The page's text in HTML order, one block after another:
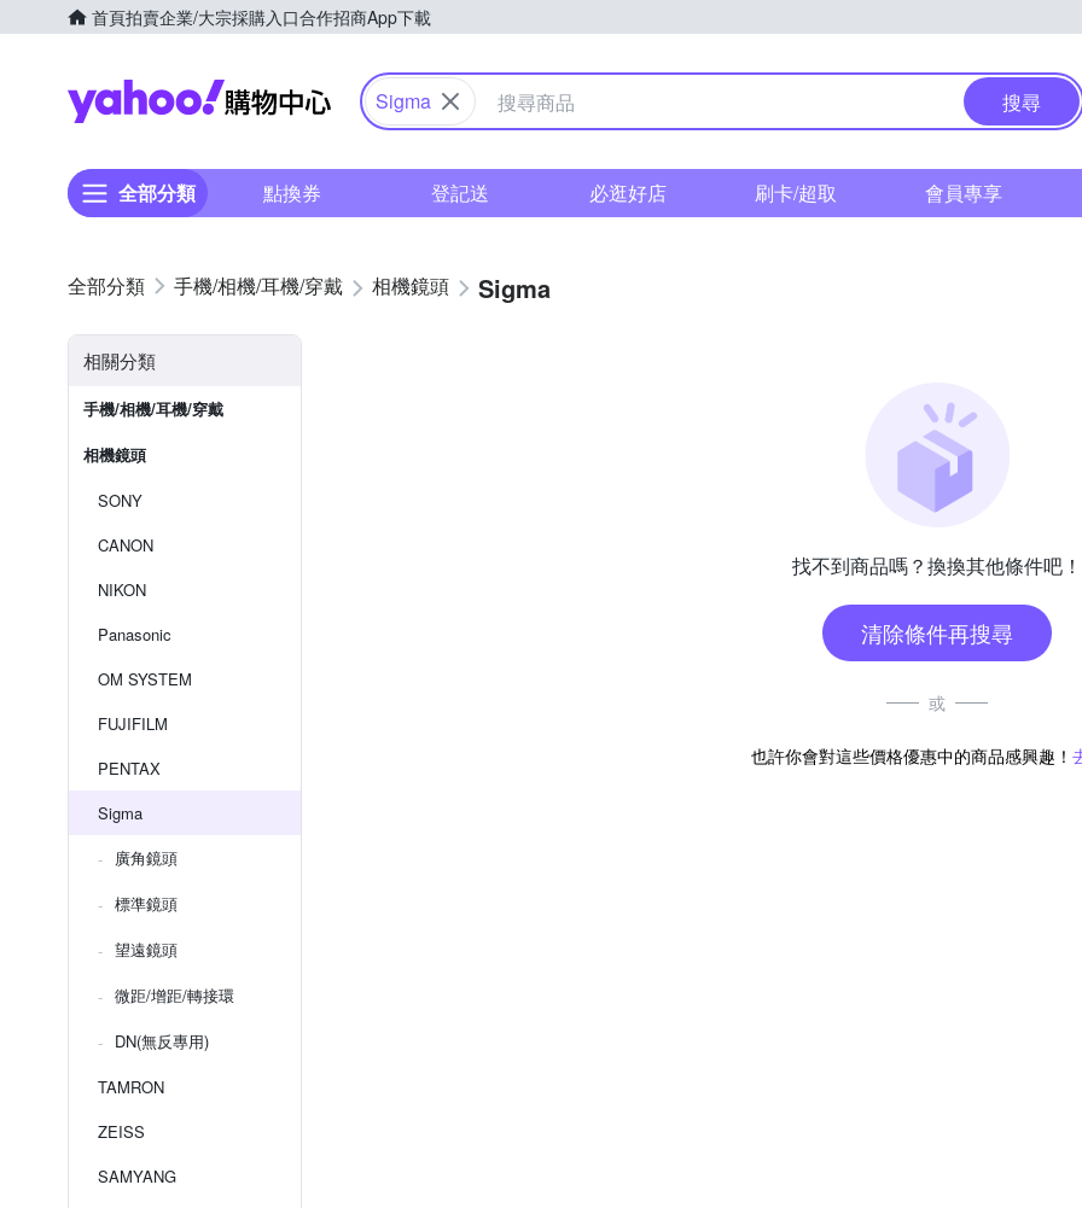
首頁拍賣企業/大宗採購入口合作招商App下載
Yahoo購物中心
Sigma 搜尋
全部分類 點換券 登記送 必逛好店 刷卡/超取 會員專享
手機/相機/耳機/穿戴 相機鏡頭 Sigma
相關分類
手機/相機/耳機/穿戴
相機鏡頭
SONY
CANON
NIKON
Panasonic
OM SYSTEM
FUJIFILM
PENTAX
Sigma
廣角鏡頭
標準鏡頭
望遠鏡頭
微距/增距/轉接環
DN(無反專用)
TAMRON
ZEISS
SAMYANG
找不到商品嗎？換換其他條件吧！
清除條件再搜尋
或
也許你會對這些價格優惠中的商品感興趣！